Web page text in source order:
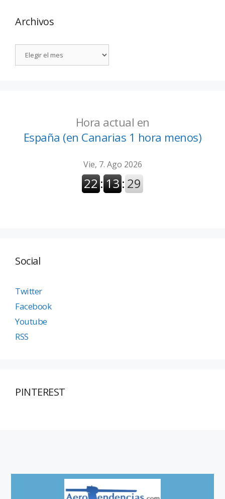
Archivos
Hora actual en
España (en Canarias 1 hora menos)
Social
Twitter
Facebook
Youtube
RSS
PINTEREST